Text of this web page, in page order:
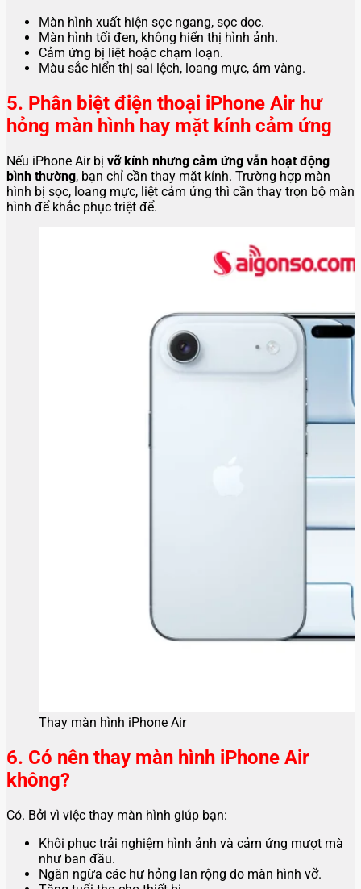
Màn hình xuất hiện sọc ngang, sọc dọc.
Màn hình tối đen, không hiển thị hình ảnh.
Cảm ứng bị liệt hoặc chạm loạn.
Màu sắc hiển thị sai lệch, loang mực, ám vàng.
5. Phân biệt điện thoại iPhone Air hư
hỏng màn hình hay mặt kính cảm ứng
Nếu iPhone Air bị vỡ kính nhưng cảm ứng vẫn hoạt động
bình thường, bạn chỉ cần thay mặt kính. Trường hợp màn
hình bị sọc, loang mực, liệt cảm ứng thì cần thay trọn bộ màn
hình để khắc phục triệt để.
Thay màn hình iPhone Air
6. Có nên thay màn hình iPhone Air
không?
Có. Bởi vì việc thay màn hình giúp bạn:
Khôi phục trải nghiệm hình ảnh và cảm ứng mượt mà
như ban đầu.
Ngăn ngừa các hư hỏng lan rộng do màn hình vỡ.